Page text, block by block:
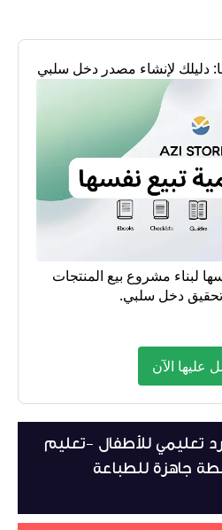
دليلك لإنشاء مصدر دخل سلبي
لبناء مشروع بيع المنتجات
دخل سلبي.
عليها الآن
من 35,000 مورد تعليمي للأطفال -تعليم
جاهزة للطباعة